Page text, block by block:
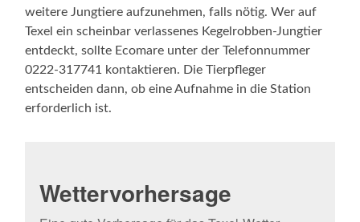
weitere Jungtiere aufzunehmen, falls nötig. Wer auf
Texel ein scheinbar verlassenes Kegelrobben-Jungtier
entdeckt, sollte Ecomare unter der Telefonnummer
0222-317741 kontaktieren. Die Tierpfleger
entscheiden dann, ob eine Aufnahme in die Station
erforderlich ist.
Wettervorhersage